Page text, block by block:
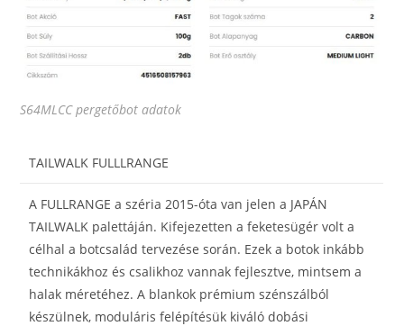
S64MLCC pergetőbot adatok
TAILWALK FULLLRANGE
A FULLRANGE a széria 2015-óta van jelen a JAPÁN
TAILWALK palettáján. Kifejezetten a feketesügér volt a
célhal a botcsalád tervezése során. Ezek a botok inkább
technikákhoz és csalikhoz vannak fejlesztve, mintsem a
halak méretéhez. A blankok prémium szénszálból
készülnek, moduláris felépítésük kiváló dobási